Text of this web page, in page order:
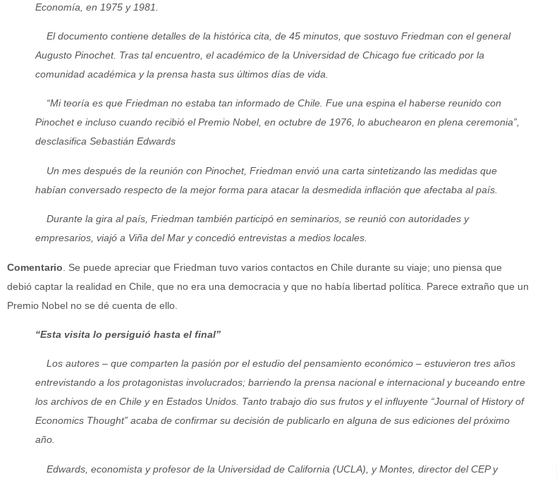
Economía, en 1975 y 1981.
El documento contiene detalles de la histórica cita, de 45 minutos, que sostuvo Friedman con el general
Augusto Pinochet. Tras tal encuentro, el académico de la Universidad de Chicago fue criticado por la
comunidad académica y la prensa hasta sus últimos días de vida.
“Mi teoría es que Friedman no estaba tan informado de Chile. Fue una espina el haberse reunido con
Pinochet e incluso cuando recibió el Premio Nobel, en octubre de 1976, lo abuchearon en plena ceremonia”,
desclasifica Sebastián Edwards
Un mes después de la reunión con Pinochet, Friedman envió una carta sintetizando las medidas que
habían conversado respecto de la mejor forma para atacar la desmedida inflación que afectaba al país.
Durante la gira al país, Friedman también participó en seminarios, se reunió con autoridades y
empresarios, viajó a Viña del Mar y concedió entrevistas a medios locales.
Comentario . Se puede apreciar que Friedman tuvo varios contactos en Chile durante su viaje; uno piensa que
debió captar la realidad en Chile, que no era una democracia y que no había libertad política. Parece extraño que un
Premio Nobel no se dé cuenta de ello.
“Esta visita lo persiguió hasta el final”
Los autores – que comparten la pasión por el estudio del pensamiento económico – estuvieron tres años
entrevistando a los protagonistas involucrados; barriendo la prensa nacional e internacional y buceando entre
los archivos de en Chile y en Estados Unidos. Tanto trabajo dio sus frutos y el influyente “Journal of History of
Economics Thought” acaba de confirmar su decisión de publicarlo en alguna de sus ediciones del próximo
año.
Edwards, economista y profesor de la Universidad de California (UCLA), y Montes, director del CEP y